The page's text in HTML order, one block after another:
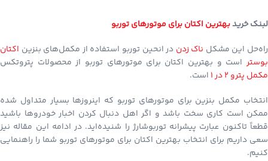
لبنک خریدبهترین اکتان برای موتورهای توربو
راه‌حل این مشکل ناک زدن در انحین توربو استفاده از مکمل‌های بنزین اکتان
بوستر است و بهترین اکتان برای موتورهای توربو از محصولات پتروتکس
مکمل پترو 2 در 1
است.
انتخاب مکمل بنزین برای موتورهای توربو که اینروزها بسیار متداول شده
ممکن است کاری سخت باشد و اگر اهل دنبال کردن اخبار خودروها باشید
قطعاً تاکنون عبارت پیشرانه توربوشارژ را شنیده‌اید. در ادامه این مقاله نیز
سعی داریم برای انتخاب بهترین اکتان برای موتورهای توربو شما را راهنمایی
کنیم.